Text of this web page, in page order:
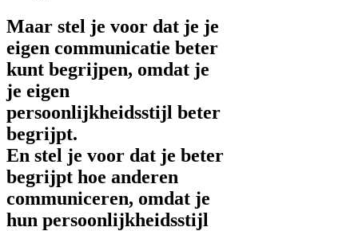
Maar stel je voor dat je je
eigen communicatie beter
kunt begrijpen, omdat je
je eigen
persoonlijkheidsstijl beter
begrijpt.
En stel je voor dat je beter
begrijpt hoe anderen
communiceren, omdat je
hun persoonlijkheidsstijl